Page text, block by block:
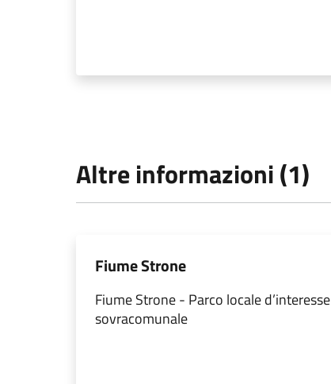
Altre informazioni (1)
Fiume Strone
Fiume Strone - Parco locale d’interesse
sovracomunale